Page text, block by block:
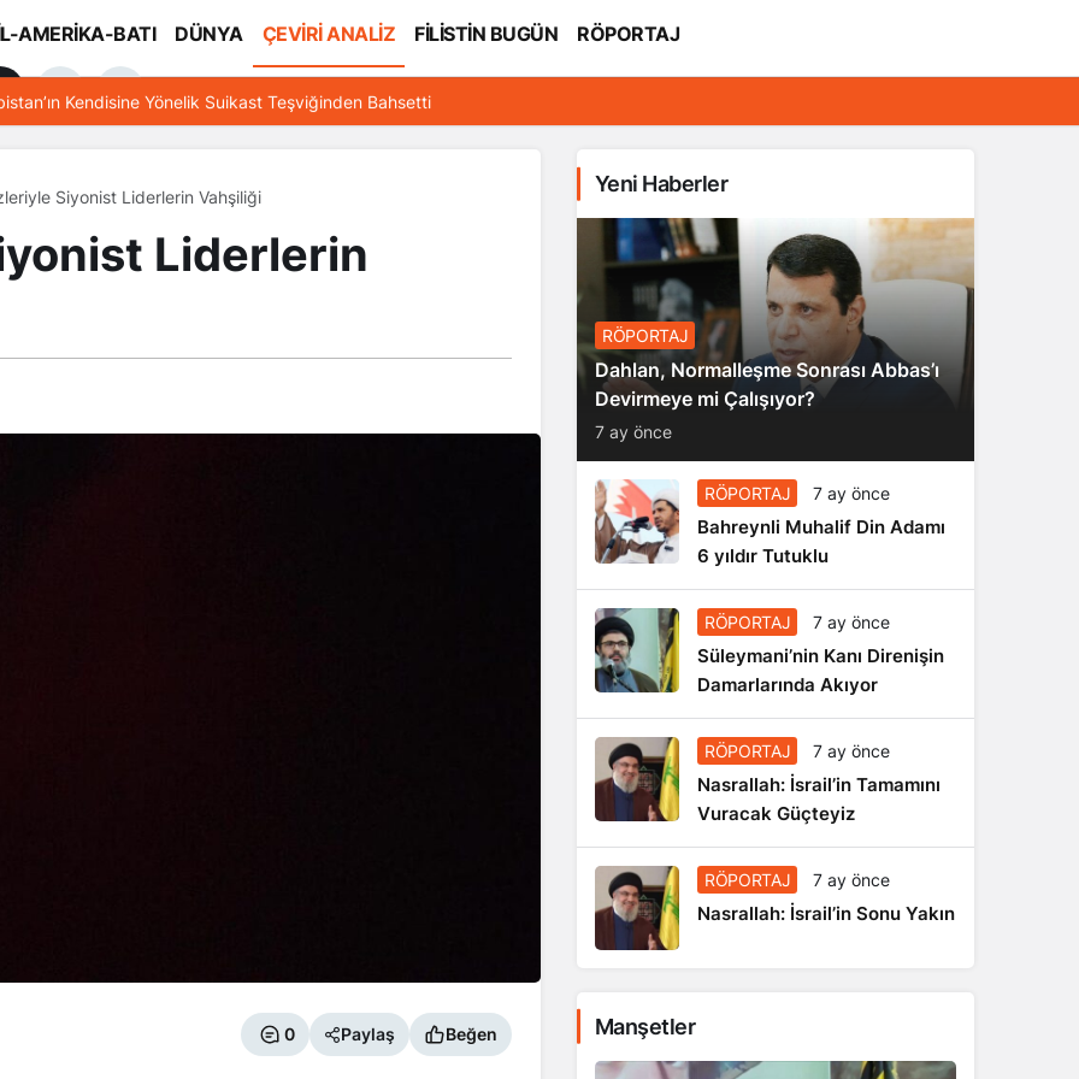
AMERİKA-BATI DÜNYA ÇEVİRİ ANALİZ FİLİSTİN BUGÜN RÖPORTAJ
Kendisine Yönelik Suikast Teşviğinden Bahsetti
Siyonist Liderlerin Vahşiliği
Liderlerin
0 Paylaş Beğen
Yeni Haberler
RÖPORTAJ
Dahlan, Normalleşme Sonrası Abbas’ı
Devirmeye mi Çalışıyor?
7 ay önce
RÖPORTAJ 7 ay önce
Bahreynli Muhalif Din Adamı
6 yıldır Tutuklu
RÖPORTAJ 7 ay önce
Süleymani’nin Kanı Direnişin
Damarlarında Akıyor
RÖPORTAJ 7 ay önce
Nasrallah: İsrail’in Tamamını
Vuracak Güçteyiz
RÖPORTAJ 7 ay önce
Nasrallah: İsrail’in Sonu Yakın
Manşetler